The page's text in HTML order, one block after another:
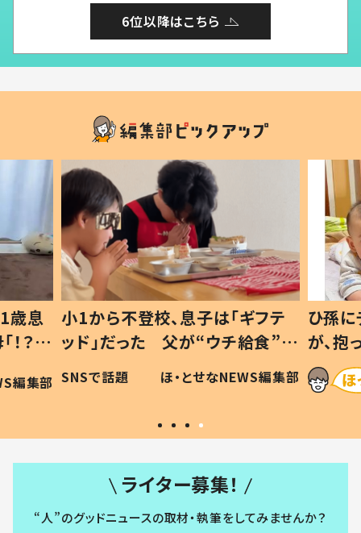
6位以降はこちら
歳息
？」
編集部
小1から不登校、息子は「ギフテ
ッド」だった 父が“ウチ給食”を
作り続ける理由とは #令和の親
#令和の子
SNSで話題 ほ・とせなNEWS編集部
ひ孫
が、
「涙が
い」
ライター募集！
“人”のグッドニュースの取材・執筆をしてみませんか？